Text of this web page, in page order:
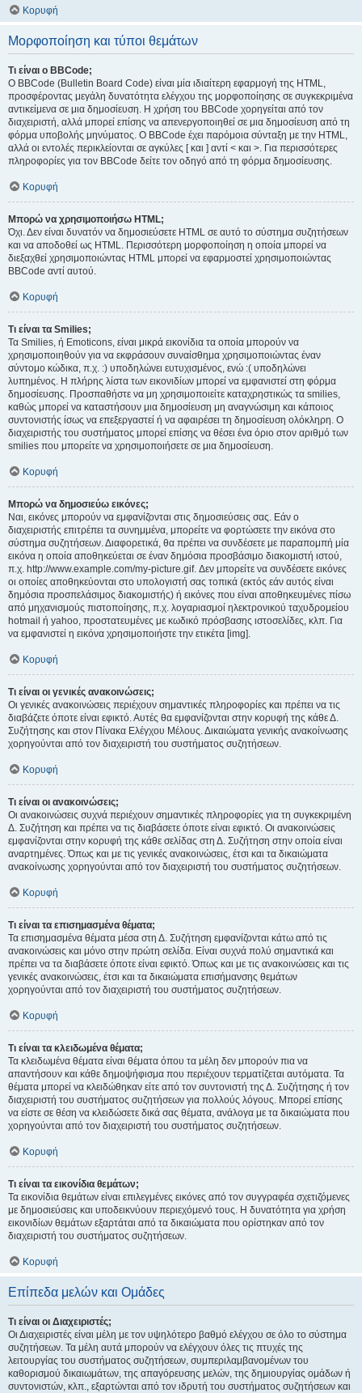
Κορυφή
Μορφοποίηση και τύποι θεμάτων
Τι είναι ο BBCode;
Ο BBCode (Bulletin Board Code) είναι μία ιδιαίτερη εφαρμογή της HTML,
προσφέροντας μεγάλη δυνατότητα ελέγχου της μορφοποίησης σε συγκεκριμένα
αντικείμενα σε μια δημοσίευση. Η χρήση του BBCode χορηγείται από τον
διαχειριστή, αλλά μπορεί επίσης να απενεργοποιηθεί σε μια δημοσίευση από τη
φόρμα υποβολής μηνύματος. Ο BBCode έχει παρόμοια σύνταξη με την HTML,
αλλά οι εντολές περικλείονται σε αγκύλες [ και ] αντί < και >. Για περισσότερες
πληροφορίες για τον BBCode δείτε τον οδηγό από τη φόρμα δημοσίευσης.
Κορυφή
Μπορώ να χρησιμοποιήσω HTML;
Όχι. Δεν είναι δυνατόν να δημοσιεύσετε HTML σε αυτό το σύστημα συζητήσεων
και να αποδοθεί ως HTML. Περισσότερη μορφοποίηση η οποία μπορεί να
διεξαχθεί χρησιμοποιώντας HTML μπορεί να εφαρμοστεί χρησιμοποιώντας
BBCode αντί αυτού.
Κορυφή
Τι είναι τα Smilies;
Τα Smilies, ή Emoticons, είναι μικρά εικονίδια τα οποία μπορούν να
χρησιμοποιηθούν για να εκφράσουν συναίσθημα χρησιμοποιώντας έναν
σύντομο κώδικα, π.χ. :) υποδηλώνει ευτυχισμένος, ενώ :( υποδηλώνει
λυπημένος. Η πλήρης λίστα των εικονιδίων μπορεί να εμφανιστεί στη φόρμα
δημοσίευσης. Προσπαθήστε να μη χρησιμοποιείτε καταχρηστικώς τα smilies,
καθώς μπορεί να καταστήσουν μια δημοσίευση μη αναγνώσιμη και κάποιος
συντονιστής ίσως να επεξεργαστεί ή να αφαιρέσει τη δημοσίευση ολόκληρη. Ο
διαχειριστής του συστήματος μπορεί επίσης να θέσει ένα όριο στον αριθμό των
smilies που μπορείτε να χρησιμοποιήσετε σε μια δημοσίευση.
Κορυφή
Μπορώ να δημοσιεύω εικόνες;
Ναι, εικόνες μπορούν να εμφανίζονται στις δημοσιεύσεις σας. Εάν ο
διαχειριστής επιτρέπει τα συνημμένα, μπορείτε να φορτώσετε την εικόνα στο
σύστημα συζητήσεων. Διαφορετικά, θα πρέπει να συνδέσετε με παραπομπή μία
εικόνα η οποία αποθηκεύεται σε έναν δημόσια προσβάσιμο διακομιστή ιστού,
π.χ. http://www.example.com/my-picture.gif. Δεν μπορείτε να συνδέσετε εικόνες
οι οποίες αποθηκεύονται στο υπολογιστή σας τοπικά (εκτός εάν αυτός είναι
δημόσια προσπελάσιμος διακομιστής) ή εικόνες που είναι αποθηκευμένες πίσω
από μηχανισμούς πιστοποίησης, π.χ. λογαριασμοί ηλεκτρονικού ταχυδρομείου
hotmail ή yahoo, προστατευμένες με κωδικό πρόσβασης ιστοσελίδες, κλπ. Για
να εμφανιστεί η εικόνα χρησιμοποιήστε την ετικέτα [img].
Κορυφή
Τι είναι οι γενικές ανακοινώσεις;
Οι γενικές ανακοινώσεις περιέχουν σημαντικές πληροφορίες και πρέπει να τις
διαβάζετε όποτε είναι εφικτό. Αυτές θα εμφανίζονται στην κορυφή της κάθε Δ.
Συζήτησης και στον Πίνακα Ελέγχου Μέλους. Δικαιώματα γενικής ανακοίνωσης
χορηγούνται από τον διαχειριστή του συστήματος συζητήσεων.
Κορυφή
Τι είναι οι ανακοινώσεις;
Οι ανακοινώσεις συχνά περιέχουν σημαντικές πληροφορίες για τη συγκεκριμένη
Δ. Συζήτηση και πρέπει να τις διαβάσετε όποτε είναι εφικτό. Οι ανακοινώσεις
εμφανίζονται στην κορυφή της κάθε σελίδας στη Δ. Συζήτηση στην οποία είναι
αναρτημένες. Όπως και με τις γενικές ανακοινώσεις, έτσι και τα δικαιώματα
ανακοίνωσης χορηγούνται από τον διαχειριστή του συστήματος συζητήσεων.
Κορυφή
Τι είναι τα επισημασμένα θέματα;
Τα επισημασμένα θέματα μέσα στη Δ. Συζήτηση εμφανίζονται κάτω από τις
ανακοινώσεις και μόνο στην πρώτη σελίδα. Είναι συχνά πολύ σημαντικά και
πρέπει να τα διαβάσετε όποτε είναι εφικτό. Όπως και με τις ανακοινώσεις και τις
γενικές ανακοινώσεις, έτσι και τα δικαιώματα επισήμανσης θεμάτων
χορηγούνται από τον διαχειριστή του συστήματος συζητήσεων.
Κορυφή
Τι είναι τα κλειδωμένα θέματα;
Τα κλειδωμένα θέματα είναι θέματα όπου τα μέλη δεν μπορούν πια να
απαντήσουν και κάθε δημοψήφισμα που περιέχουν τερματίζεται αυτόματα. Τα
θέματα μπορεί να κλειδώθηκαν είτε από τον συντονιστή της Δ. Συζήτησης ή τον
διαχειριστή του συστήματος συζητήσεων για πολλούς λόγους. Μπορεί επίσης
να είστε σε θέση να κλειδώσετε δικά σας θέματα, ανάλογα με τα δικαιώματα που
χορηγούνται από τον διαχειριστή του συστήματος συζητήσεων.
Κορυφή
Τι είναι τα εικονίδια θεμάτων;
Τα εικονίδια θεμάτων είναι επιλεγμένες εικόνες από τον συγγραφέα σχετιζόμενες
με δημοσιεύσεις και υποδεικνύουν περιεχόμενό τους. Η δυνατότητα για χρήση
εικονιδίων θεμάτων εξαρτάται από τα δικαιώματα που ορίστηκαν από τον
διαχειριστή του συστήματος συζητήσεων.
Κορυφή
Επίπεδα μελών και Ομάδες
Τι είναι οι Διαχειριστές;
Οι Διαχειριστές είναι μέλη με τον υψηλότερο βαθμό ελέγχου σε όλο το σύστημα
συζητήσεων. Τα μέλη αυτά μπορούν να ελέγχουν όλες τις πτυχές της
λειτουργίας του συστήματος συζητήσεων, συμπεριλαμβανομένων του
καθορισμού δικαιωμάτων, της απαγόρευσης μελών, της δημιουργίας ομάδων ή
συντονιστών, κλπ., εξαρτώνται από τον ιδρυτή του συστήματος συζητήσεων και